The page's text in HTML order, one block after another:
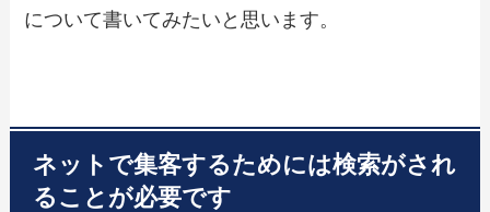
について書いてみたいと思います。
ネットで集客するためには検索がされ
ることが必要です